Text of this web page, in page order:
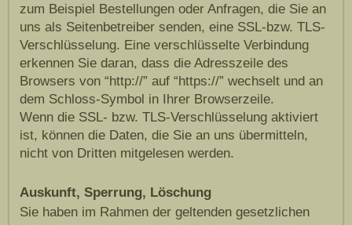
zum Beispiel Bestellungen oder Anfragen, die Sie an
uns als Seitenbetreiber senden, eine SSL-bzw. TLS-
Verschlüsselung. Eine verschlüsselte Verbindung
erkennen Sie daran, dass die Adresszeile des
Browsers von “http://” auf “https://” wechselt und an
dem Schloss-Symbol in Ihrer Browserzeile.
Wenn die SSL- bzw. TLS-Verschlüsselung aktiviert
ist, können die Daten, die Sie an uns übermitteln,
nicht von Dritten mitgelesen werden.
Auskunft, Sperrung, Löschung
Sie haben im Rahmen der geltenden gesetzlichen